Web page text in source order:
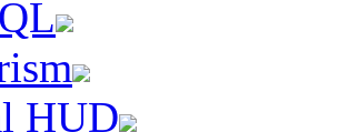
HUD